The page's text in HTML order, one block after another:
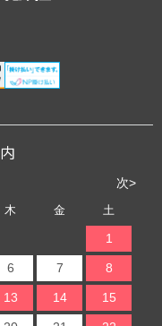
次>
木 金 土
1
6 7 8
13 14 15